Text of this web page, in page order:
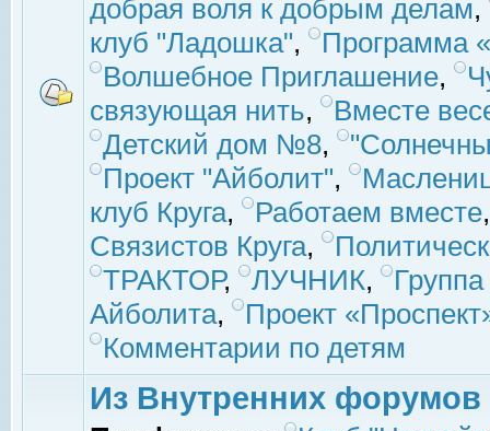
добрая воля к добрым делам,
клуб "Ладошка",
Программа
Волшебное Приглашение,
связующая нить,
Вместе
Детский дом №8,
Проект "Айболит",
клуб Круга, Работаем вместе
Связистов Круга,
ТРАКТОР, ЛУЧНИК,
Айболита,
Проект
Комментарии по детям
Из Внутренних форумов